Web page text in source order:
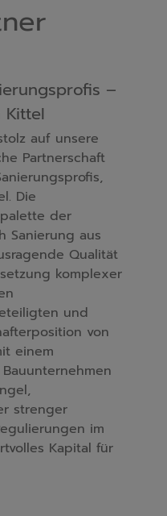
–
Kittel
auf unsere
Partnerschaft
Die
der
Sanierung aus
Qualität
komplexer
und
von
einem
strenger
im
Kapital für